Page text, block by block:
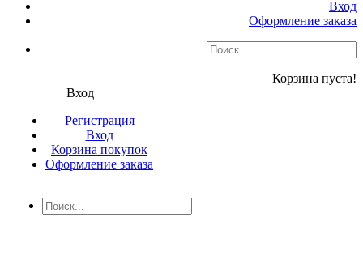
Вход
Оформление заказа
Корзина пуста!
Вход
Регистрация
Вход
Корзина покупок
Оформление заказа